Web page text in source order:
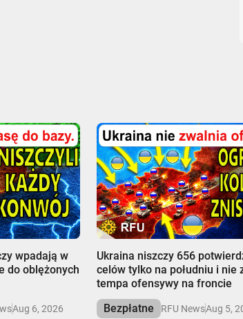
wpadają w
do oblężonych
Aug 6, 2026
Ukraina niszczy 656
celów tylko na południu i nie
tempa ofensywy na froncie
Bezpłatne
RFU NewsAug 5,